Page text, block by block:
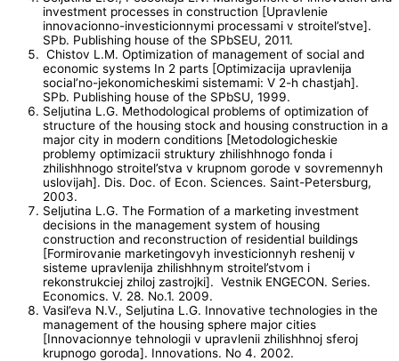
investment processes in construction [Upravlenie
innovacionno-investicionnymi processami v stroitel’stve].
SPb. Publishing house of the SPbSEU, 2011.
Chistov L.M. Optimization of management of social and
economic systems In 2 parts [Optimizacija upravlenija
social’no-jekonomicheskimi sistemami: V 2-h chastjah].
SPb. Publishing house of the SPbSU, 1999.
Seljutina L.G. Methodological problems of optimization of
structure of the housing stock and housing construction in a
major city in modern conditions [Metodologicheskie
problemy optimizacii struktury zhilishhnogo fonda i
zhilishhnogo stroitel’stva v krupnom gorode v sovremennyh
uslovijah]. Dis. Doc. of Econ. Sciences. Saint-Petersburg,
2003.
Seljutina L.G. The Formation of a marketing investment
decisions in the management system of housing
construction and reconstruction of residential buildings
[Formirovanie marketingovyh investicionnyh reshenij v
sisteme upravlenija zhilishhnym stroitel’stvom i
rekonstrukciej zhiloj zastrojki]. Vestnik ENGECON. Series.
Economics. V. 28. No.1. 2009.
Vasil’eva N.V., Seljutina L.G. Innovative technologies in the
management of the housing sphere major cities
[Innovacionnye tehnologii v upravlenii zhilishhnoj sferoj
krupnogo goroda]. Innovations. No 4. 2002.